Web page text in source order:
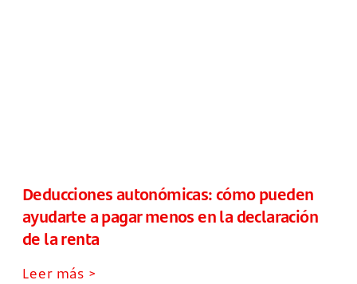
Deducciones autonómicas: cómo pueden
ayudarte a pagar menos en la declaración
de la renta
Leer más >